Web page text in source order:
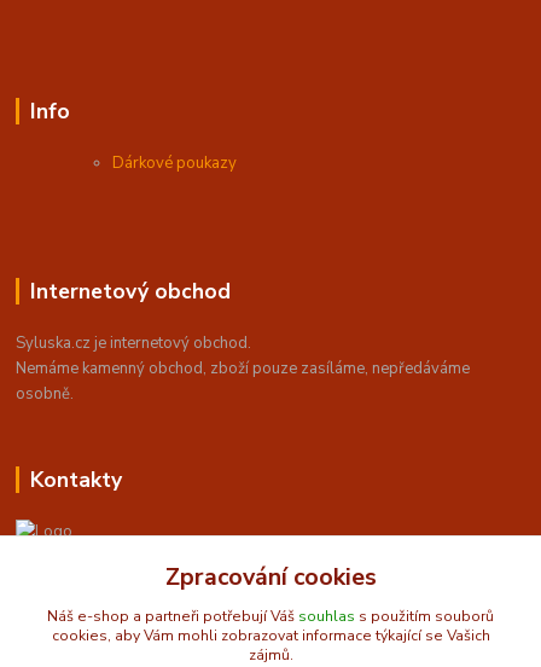
Info
Dárkové poukazy
Internetový obchod
Syluska.cz je internetový obchod.
Nemáme kamenný obchod, zboží pouze zasíláme, nepředáváme
osobně.
Kontakty
Obchůdek U Sylušky - orientální a taneční móda
Zpracování cookies
Náš e-shop a partneři potřebují Váš souhlas s použitím souborů
cookies, aby Vám mohli zobrazovat informace týkající se Vašich
zájmů.